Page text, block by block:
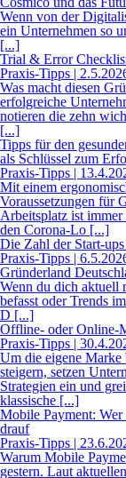
Wenn von der
ein Unternehmen so
[...]
Trial & Error
Praxis-Tipps |
Was macht diesen
erfolgreiche
notieren die zehn
[...]
Tipps für den
als Schlüssel zum
Praxis-Tipps |
Mit einem
Voraussetzungen für
Arbeitsplatz ist
den Corona-Lo [...]
Die Zahl der Start-
Praxis-Tipps |
Gründerland
Wenn du dich aktuell
befasst oder Trends
D [...]
Offline- oder Online-
Praxis-Tipps |
Um die eigene Marke
steigern, setzen
Strategien ein und
klassische [...]
Mobile Payment:
drauf
Praxis-Tipps |
Warum Mobile
gestern. Laut